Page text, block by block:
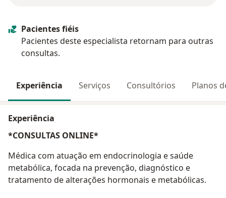
Pacientes fiéis
Pacientes deste especialista retornam para outras
consultas.
Experiência Serviços Consultórios Planos
Experiência
*CONSULTAS ONLINE*
Médica com atuação em endocrinologia e saúde
metabólica, focada na prevenção, diagnóstico e
tratamento de alterações hormonais e metabólicas.